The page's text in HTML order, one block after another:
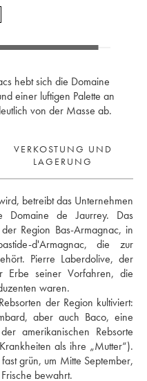
hebt sich die Domaine
einer luftigen Palette an
von der Masse ab.
VERKOSTUNG UND
LAGERUNG
betreibt das Unternehmen
Domaine de Jaurrey. Das
Region Bas-Armagnac, in
d'Armagnac, die zur
Pierre Laberdolive, der
Erbe seiner Vorfahren, die
waren.
der Region kultiviert:
aber auch Baco, eine
amerikanischen Rebsorte
als ihre „Mutter“).
grün, um Mitte September,
bewahrt.